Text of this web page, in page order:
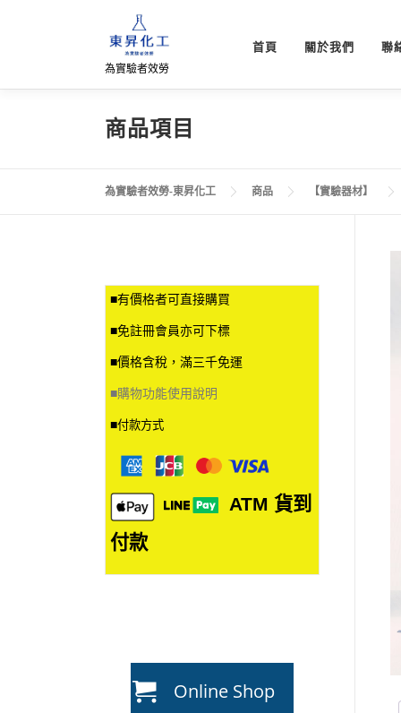
內
為實驗者效勞
首頁 關於我們 聯
商品項目
為實驗者效勞-東昇化工 商品 【實驗器材】
■有價格者可直接購買
■免註冊會員亦可下標
■價格含稅，滿三千免運
■購物功能使用說明
■付款方式
ATM 貨到
付款
Online Shop